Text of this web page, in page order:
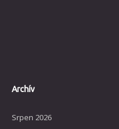
Archív
Srpen 2026